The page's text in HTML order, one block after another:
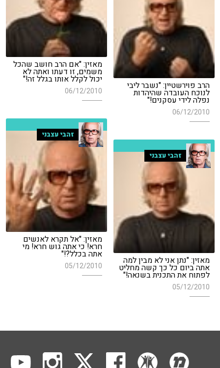
מאזין: "אם הרב חושב שהכל
משמים, זו דעתו ואתה לא
יכול לקלל אותו בגלל זה!"
06/12/2010 הרב פוירשטיין: "נשבר ליבי
לנוכח העובדה שהיהדות
נפלה לידי עסקנים!"
06/12/2010
זהבי עצבני
מאזין: "אל תקרא לאנשים
חרא! כי אתה גוש חרא! מי
אתה בכלל?!"
05/12/2010
זהבי עצבני
מאזין: "נתן אני לא מבין למה
אתה ביום כל כך קשה מחליט
לפתוח את התכנית בשנאה!"
05/12/2010